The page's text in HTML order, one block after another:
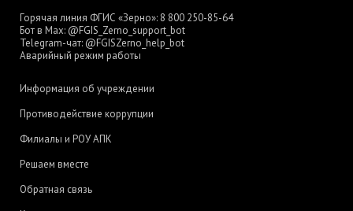
Горячая линия ФГИС «Зерно»: 8 800 250-85-64
Бот в Max: @FGIS_Zerno_support_bot
Telegram-чат: @FGISZerno_help_bot
Аварийный режим работы
Информация об учреждении
Противодействие коррупции
Филиалы и РОУ АПК
Решаем вместе
Обратная связь